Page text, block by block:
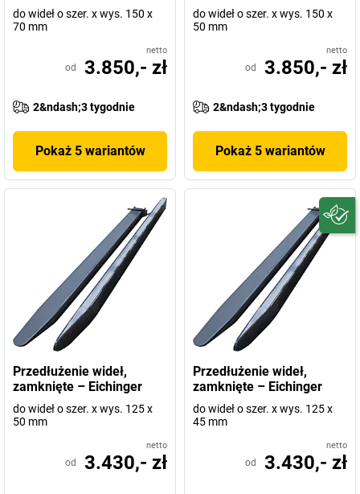
do wideł o szer. x wys. 150 x
70 mm
netto
od 3.850,- zł
2&ndash;3 tygodnie
Pokaż 5 wariantów
do wideł o szer. x wys. 150 x
50 mm
netto
od 3.850,- zł
2&ndash;3 tygodnie
Pokaż 5 wariantów
Przedłużenie wideł,
zamknięte – Eichinger
do wideł o szer. x wys. 125 x
50 mm
netto
od 3.430,- zł
Przedłużenie wideł,
zamknięte – Eichinger
do wideł o szer. x wys. 125 x
45 mm
netto
od 3.430,- zł